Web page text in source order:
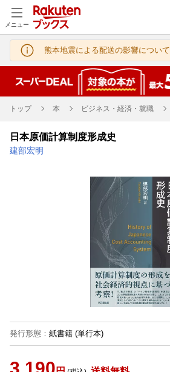
メニュー
熊本地震による配送の影響について
トップ 本 ビジネス・経済・就職
日本原価計算制度形成史
建部宏明
発行形態 ： 紙書籍 (単行本)
3,190